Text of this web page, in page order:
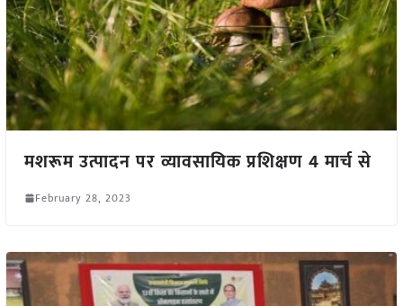
मशरूम उत्पादन पर व्यावसायिक प्रशिक्षण 4 मार्च से
February 28, 2023